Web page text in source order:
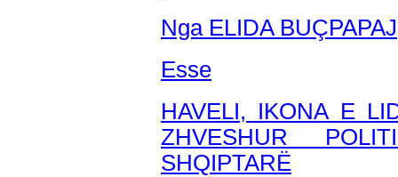
Nga ELIDA BUÇPAPAJ
Esse
HAVELI, IKONA E
ZHVESHUR
SHQIPTARË